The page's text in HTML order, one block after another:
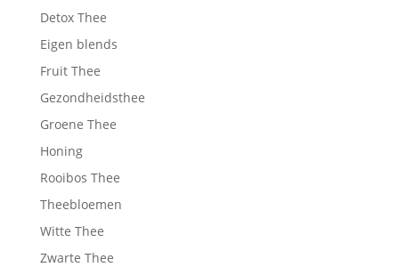
Detox Thee
Eigen blends
Fruit Thee
Gezondheidsthee
Groene Thee
Honing
Rooibos Thee
Theebloemen
Witte Thee
Zwarte Thee